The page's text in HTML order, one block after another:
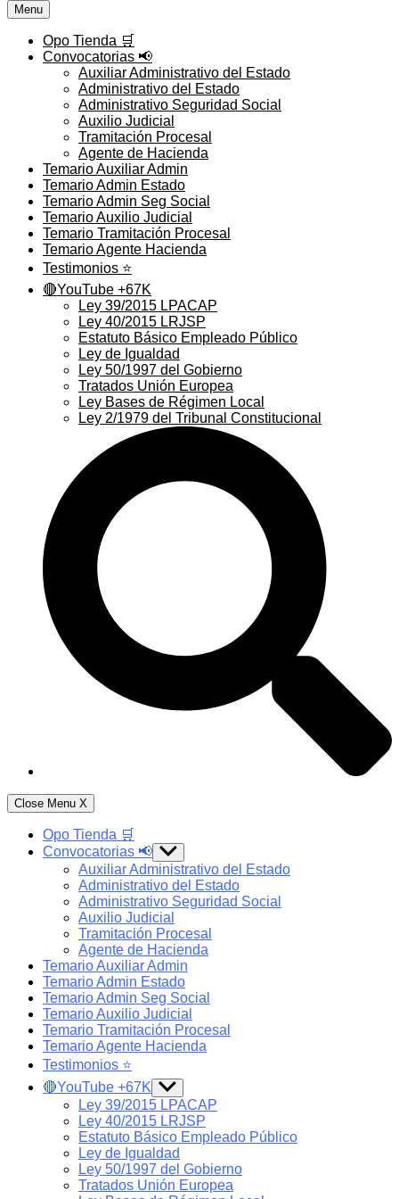
Menu
Opo Tienda 🛒
Convocatorias 📢
Auxiliar Administrativo del Estado
Administrativo del Estado
Administrativo Seguridad Social
Auxilio Judicial
Tramitación Procesal
Agente de Hacienda
Temario Auxiliar Admin
Temario Admin Estado
Temario Admin Seg Social
Temario Auxilio Judicial
Temario Tramitación Procesal
Temario Agente Hacienda
Testimonios ⭐️
🔴YouTube +67K
Ley 39/2015 LPACAP
Ley 40/2015 LRJSP
Estatuto Básico Empleado Público
Ley de Igualdad
Ley 50/1997 del Gobierno
Tratados Unión Europea
Ley Bases de Régimen Local
Ley 2/1979 del Tribunal Constitucional
Close Menu X
Opo Tienda 🛒
Convocatorias 📢 Show
sub
menu
Auxiliar Administrativo del Estado
Administrativo del Estado
Administrativo Seguridad Social
Auxilio Judicial
Tramitación Procesal
Agente de Hacienda
Temario Auxiliar Admin
Temario Admin Estado
Temario Admin Seg Social
Temario Auxilio Judicial
Temario Tramitación Procesal
Temario Agente Hacienda
Testimonios ⭐️
🔴YouTube +67K Show
sub
menu
Ley 39/2015 LPACAP
Ley 40/2015 LRJSP
Estatuto Básico Empleado Público
Ley de Igualdad
Ley 50/1997 del Gobierno
Tratados Unión Europea